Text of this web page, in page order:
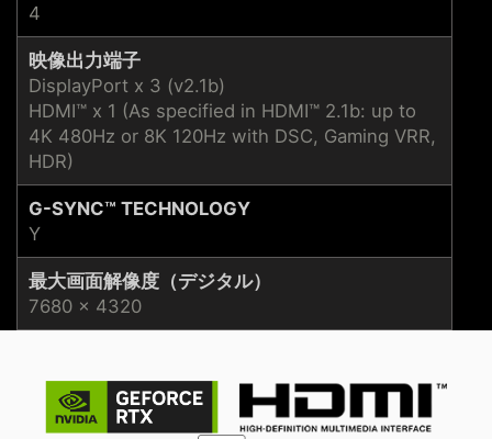
4
映像出力端子
DisplayPort x 3 (v2.1b)
HDMI™ x 1 (As specified in HDMI™ 2.1b: up to
4K 480Hz or 8K 120Hz with DSC, Gaming VRR,
HDR)
G-SYNC™ TECHNOLOGY
Y
最大画面解像度（デジタル）
7680 x 4320